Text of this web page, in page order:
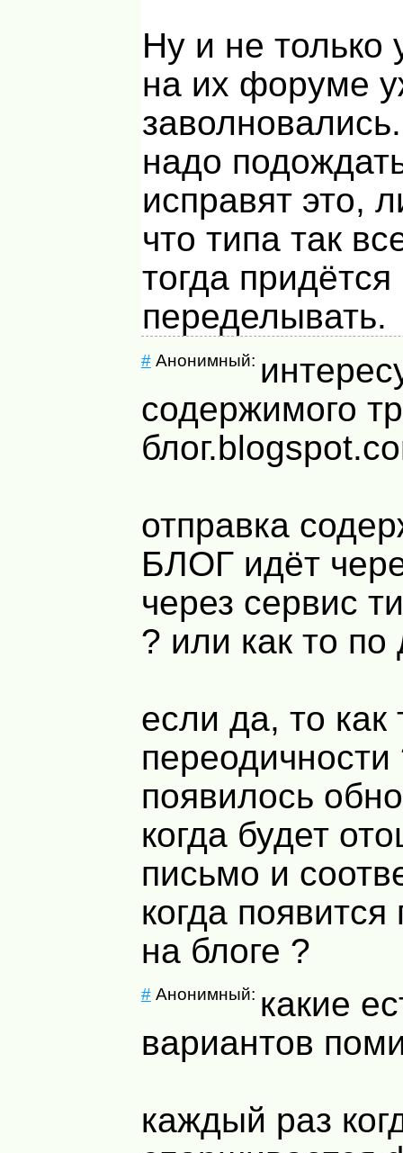
Ну и не только
на их форуме
надо
исправят это,
что типа так
тогда
переделывать.
#Анонимный:
содержимого
отправка
БЛОГ идёт
через сервис
? или как то по
если да, то как
появилось
когда будет
письмо и
когда
на блоге ?
#Анонимный: какие
вариантов
каждый раз